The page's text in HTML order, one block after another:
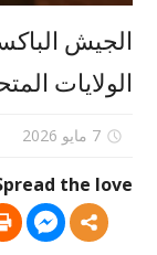
الجيش
الولايات
7 مايو 2026
the love